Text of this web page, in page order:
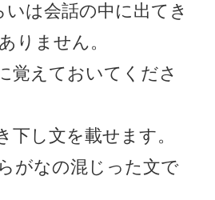
は会話の中に出てき
りません。
覚えておいてくださ
下し文を載せます。
がなの混じった文で